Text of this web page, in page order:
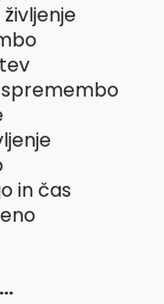
spremembo
in čas